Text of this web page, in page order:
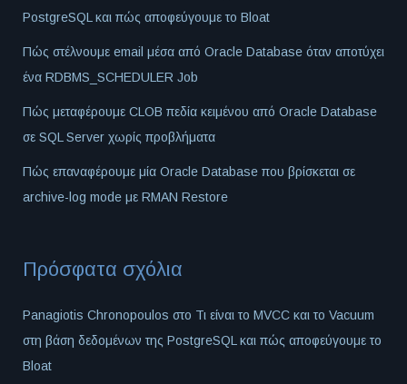
PostgreSQL και πώς αποφεύγουμε το Bloat
Πώς στέλνουμε email μέσα από Oracle Database όταν αποτύχει
ένα RDBMS_SCHEDULER Job
Πώς μεταφέρουμε CLOB πεδία κειμένου από Oracle Database
σε SQL Server χωρίς προβλήματα
Πώς επαναφέρουμε μία Oracle Database που βρίσκεται σε
archive-log mode με RMAN Restore
Πρόσφατα σχόλια
Panagiotis Chronopoulos στο Τι είναι το MVCC και το Vacuum
στη βάση δεδομένων της PostgreSQL και πώς αποφεύγουμε το
Bloat